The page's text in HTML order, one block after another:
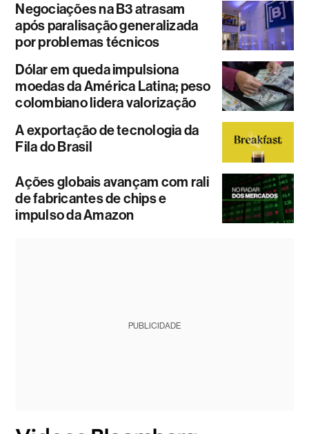
Negociações na B3 atrasam
após paralisação generalizada
por problemas técnicos
Dólar em queda impulsiona
moedas da América Latina; peso
colombiano lidera valorização
A exportação de tecnologia da
Fila do Brasil
Ações globais avançam com rali
de fabricantes de chips e
impulso da Amazon
PUBLICIDADE